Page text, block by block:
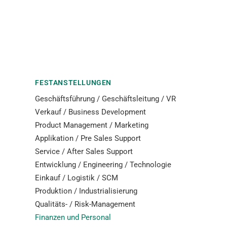
FESTANSTELLUNGEN
Geschäftsführung / Geschäftsleitung / VR
Verkauf / Business Development
Product Management / Marketing
Applikation / Pre Sales Support
Service / After Sales Support
Entwicklung / Engineering / Technologie
Einkauf / Logistik / SCM
Produktion / Industrialisierung
Qualitäts- / Risk-Management
Finanzen und Personal